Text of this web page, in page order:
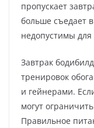
пропускает
больше съедает
недопустимы
Завтрак
тренировок
и гейнерами.
могут
Правильное